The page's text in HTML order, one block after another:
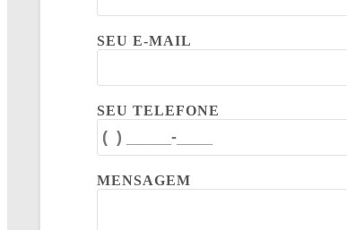
SEU E-MAIL
SEU TELEFONE
MENSAGEM